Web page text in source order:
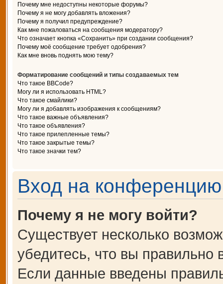
Почему мне недоступны некоторые форумы?
Почему я не могу добавлять вложения?
Почему я получил предупреждение?
Как мне пожаловаться на сообщения модератору?
Что означает кнопка «Сохранить» при создании сообщения?
Почему моё сообщение требует одобрения?
Как мне вновь поднять мою тему?
Форматирование сообщений и типы создаваемых тем
Что такое BBCode?
Могу ли я использовать HTML?
Что такое смайлики?
Могу ли я добавлять изображения к сообщениям?
Что такое важные объявления?
Что такое объявления?
Что такое прилепленные темы?
Что такое закрытые темы?
Что такое значки тем?
Вход на конференцию
Почему я не могу войти?
Существует несколько
убедитесь, что вы правильно
Если данные введены